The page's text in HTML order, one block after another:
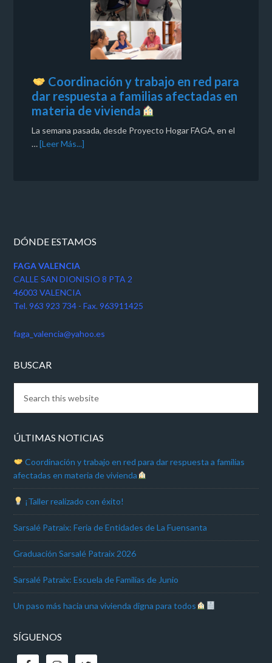
Coordinación y trabajo en red para
dar respuesta a familias afectadas en
materia de vivienda
La semana pasada, desde Proyecto Hogar FAGA, en el
…[Leer Más...]
DÓNDE ESTAMOS
FAGA VALENCIA
CALLE SAN DIONISIO 8 PTA 2
46003 VALENCIA
Tel. 963 923 734 - Fax. 963911425
faga_valencia@yahoo.es
BUSCAR
ÚLTIMAS NOTICIAS
Coordinación y trabajo en red para dar respuesta a familias
afectadas en materia de vivienda
¡Taller realizado con éxito!
Sarsalé Patraix: Feria de Entidades de La Fuensanta
Graduación Sarsalé Patraix 2026
Sarsalé Patraix: Escuela de Familias de Junio
Un paso más hacia una vivienda digna para todos
SÍGUENOS